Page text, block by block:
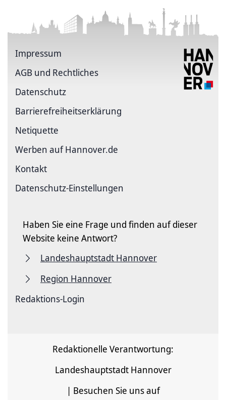
Impressum
AGB und Rechtliches
Datenschutz
Barriere­freiheits­erklärung
Netiquette
Werben auf Hannover.de
Kontakt
Datenschutz-Einstellungen
Haben Sie eine Frage und finden auf dieser
Website keine Antwort?
Landeshauptstadt Hannover
Region Hannover
Redaktions-Login
Redaktionelle Verantwortung:
Landeshauptstadt Hannover
| Besuchen Sie uns auf